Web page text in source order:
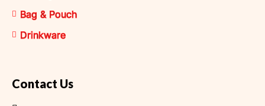
Bag & Pouch
Drinkware
Contact Us